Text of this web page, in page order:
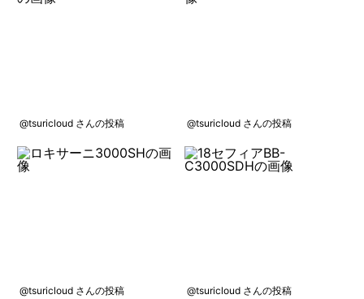
@tsuricloud さんの投稿 @tsuricloud さんの投稿
@tsuricloud さんの投稿 @tsuricloud さんの投稿